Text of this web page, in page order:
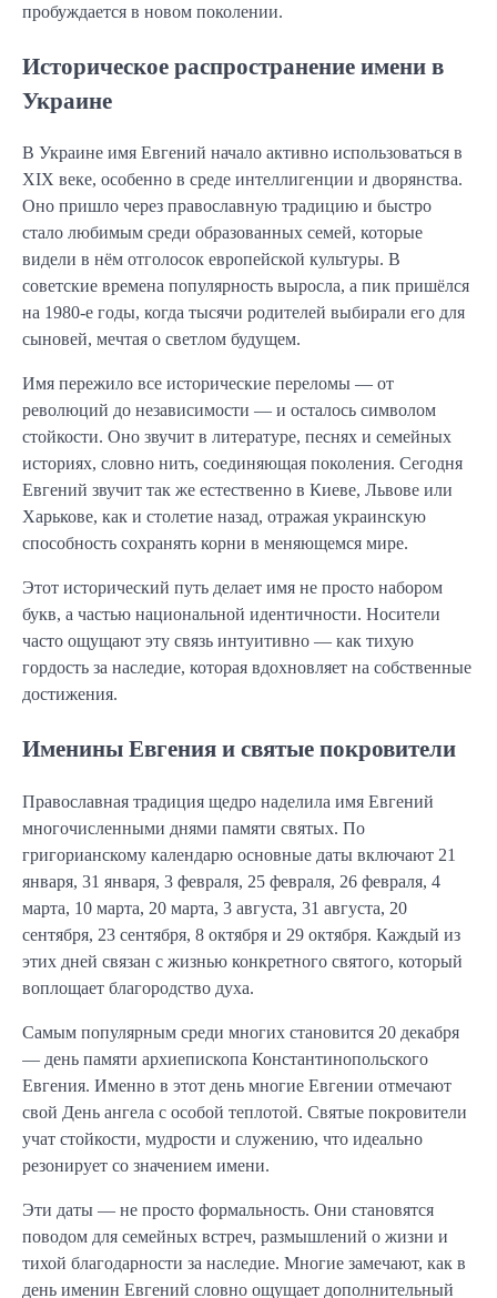
пробуждается в новом поколении.
Историческое распространение имени в
Украине
В Украине имя Евгений начало активно использоваться в
XIX веке, особенно в среде интеллигенции и дворянства.
Оно пришло через православную традицию и быстро
стало любимым среди образованных семей, которые
видели в нём отголосок европейской культуры. В
советские времена популярность выросла, а пик пришёлся
на 1980-е годы, когда тысячи родителей выбирали его для
сыновей, мечтая о светлом будущем.
Имя пережило все исторические переломы — от
революций до независимости — и осталось символом
стойкости. Оно звучит в литературе, песнях и семейных
историях, словно нить, соединяющая поколения. Сегодня
Евгений звучит так же естественно в Киеве, Львове или
Харькове, как и столетие назад, отражая украинскую
способность сохранять корни в меняющемся мире.
Этот исторический путь делает имя не просто набором
букв, а частью национальной идентичности. Носители
часто ощущают эту связь интуитивно — как тихую
гордость за наследие, которая вдохновляет на собственные
достижения.
Именины Евгения и святые покровители
Православная традиция щедро наделила имя Евгений
многочисленными днями памяти святых. По
григорианскому календарю основные даты включают 21
января, 31 января, 3 февраля, 25 февраля, 26 февраля, 4
марта, 10 марта, 20 марта, 3 августа, 31 августа, 20
сентября, 23 сентября, 8 октября и 29 октября. Каждый из
этих дней связан с жизнью конкретного святого, который
воплощает благородство духа.
Самым популярным среди многих становится 20 декабря
— день памяти архиепископа Константинопольского
Евгения. Именно в этот день многие Евгении отмечают
свой День ангела с особой теплотой. Святые покровители
учат стойкости, мудрости и служению, что идеально
резонирует со значением имени.
Эти даты — не просто формальность. Они становятся
поводом для семейных встреч, размышлений о жизни и
тихой благодарности за наследие. Многие замечают, как в
день именин Евгений словно ощущает дополнительный